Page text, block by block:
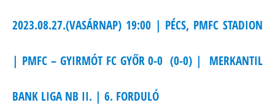
2023.08.27.(VASÁRNAP) 19:00 | PÉCS, PMFC STADION
| PMFC – GYIRMÓT FC GYŐR 0-0 (0-0) | MERKANTIL
BANK LIGA NB II. | 6. FORDULÓ